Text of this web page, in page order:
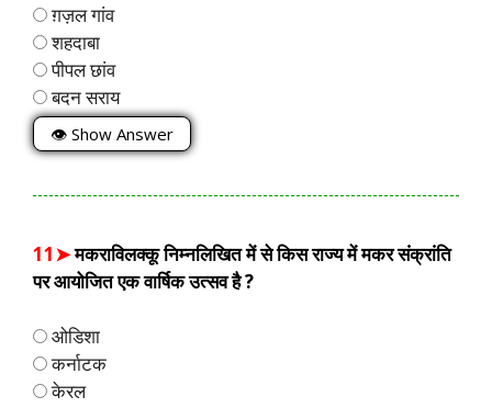
ग़ज़ल गांव
शहदाबा
पीपल छांव
बदन सराय
👁 Show Answer
11➤मकराविलक्कू निम्नलिखित में से किस राज्य में मकर संक्रांति
पर आयोजित एक वार्षिक उत्सव है ?
ओडिशा
कर्नाटक
केरल